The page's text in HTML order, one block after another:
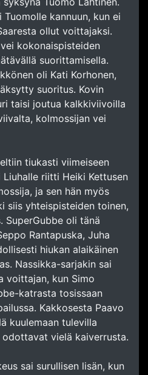
kannuun, kun ei
ollut voittajaksi.
kokonaispisteiden
suorittamisella.
oli Kati Korhonen,
suoritus. Kovin
taisi joutua kalkkiviivoilla
kolmossijan vei
tiukasti viimeiseen
riitti Heiki Kettusen
ja sen hän myös
siis yhteispisteiden toinen,
SuperGubbe oli tänä
Rantapuska, Juha
hiukan alaikäinen
Nassikka-sarjakin sai
voittajan, kun Simo
katrasta tosissaan
Kakkosesta Paavo
kuulemaan tulevilla
vielä kaiverrusta.
sai surullisen lisän, kun